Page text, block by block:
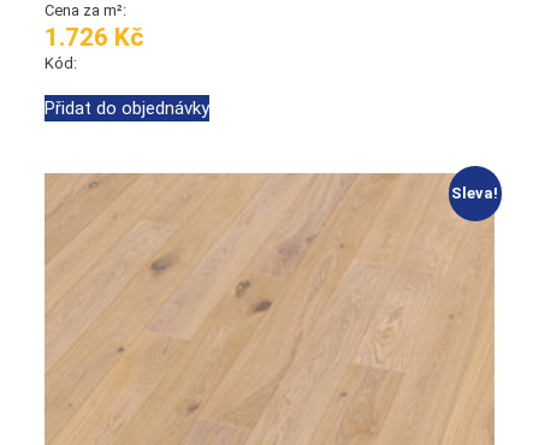
Cena za m²:
1.726 Kč
Kód:
Přidat do objednávky
Sleva!